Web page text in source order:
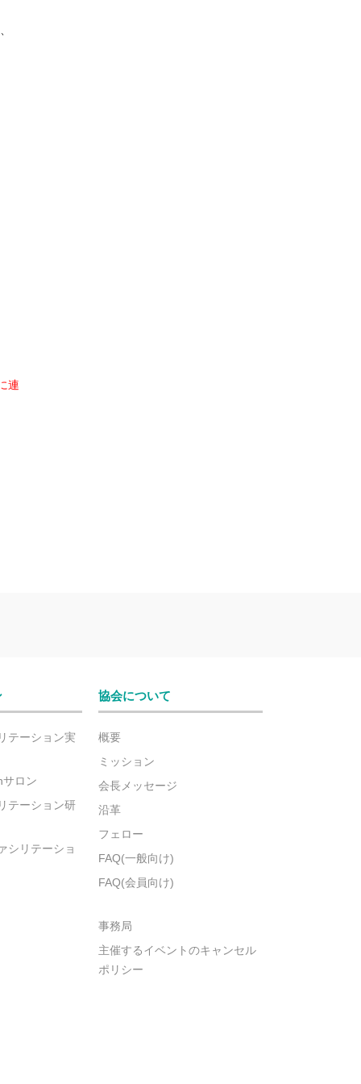
連
テーション実
ロン
テーション研
シリテーショ
協会について
概要
ミッション
会長メッセージ
沿革
フェロー
FAQ(一般向け)
FAQ(会員向け)
事務局
主催するイベントのキャンセル
ポリシー